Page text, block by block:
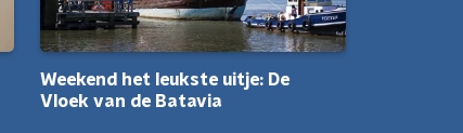
Weekend het leukste uitje: De
Vloek van de Batavia